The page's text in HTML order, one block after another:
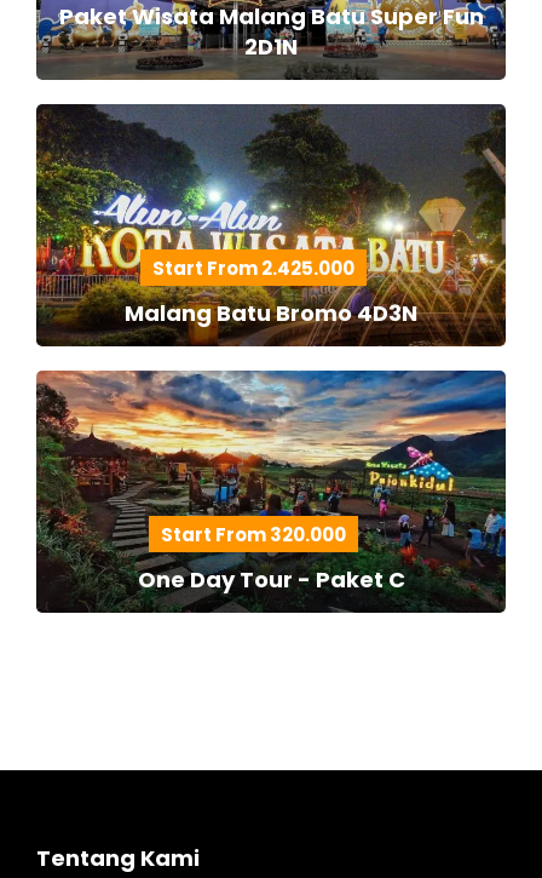
Paket Wisata Malang Batu Super Fun
2D1N
Start From 2.425.000
Malang Batu Bromo 4D3N
Start From 320.000
One Day Tour - Paket C
Tentang Kami